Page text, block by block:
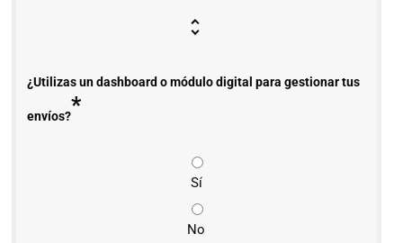
¿Utilizas un dashboard o módulo digital para gestionar tus
envíos?*
Sí
No